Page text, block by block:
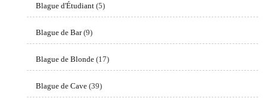
Blague d'Étudiant (5)
Blague de Bar(9)
Blague de Blonde (17)
Blague de Cave (39)